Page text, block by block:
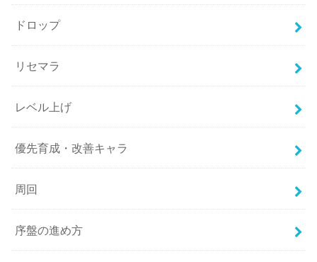
ドロップ
リセマラ
レベル上げ
優先育成・改善キャラ
周回
序盤の進め方